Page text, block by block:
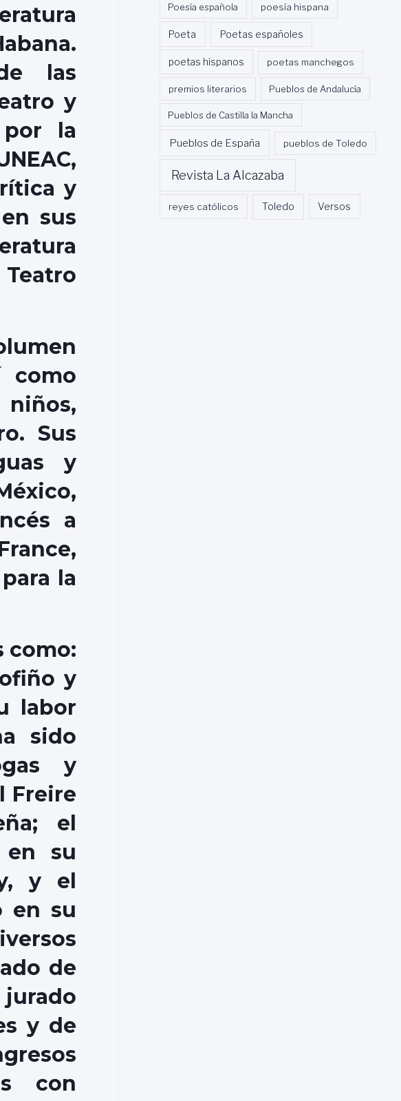
las
y
por la
y
sus
como
Sus
y
a
la
como:
y
labor
sido
y
Freire
el
en su
y el
en su
de
y de
con
Poesía española poesía hispana
Poeta Poetas españoles
poetas hispanos poetas manchegos
premios literarios Pueblos de Andalucía
Pueblos de Castilla la Mancha
Pueblos de España pueblos de Toledo
Revista La Alcazaba
reyes católicos Toledo Versos